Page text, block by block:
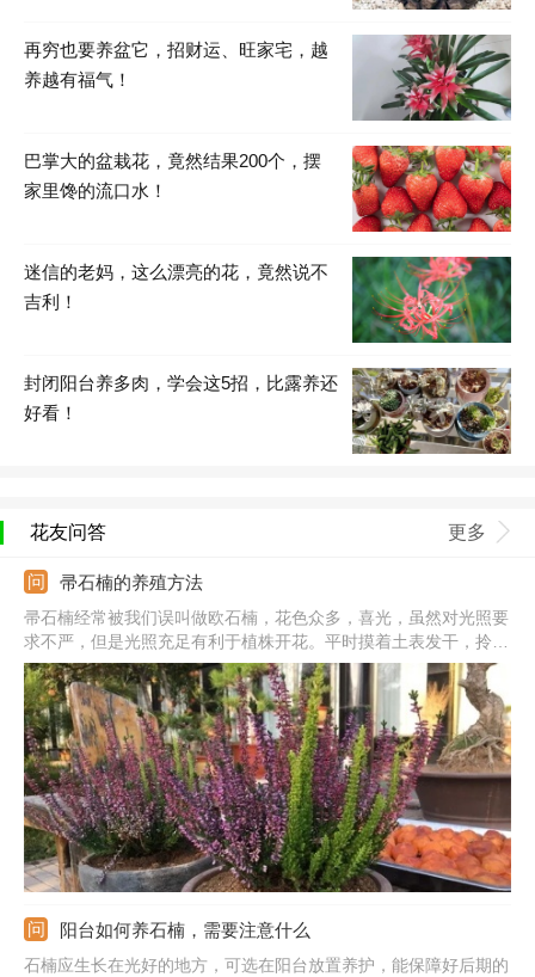
再穷也要养盆它，招财运、旺家宅，越
养越有福气！
巴掌大的盆栽花，竟然结果200个，摆
家里馋的流口水！
迷信的老妈，这么漂亮的花，竟然说不
吉利！
封闭阳台养多肉，学会这5招，比露养还
好看！
花友问答 更多
帚石楠的养殖方法
帚石楠经常被我们误叫做欧石楠，花色众多，喜光，虽然对光照要
求不严，但是光照充足有利于植株开花。平时摸着土表发干，拎着
盆土变轻浇透水，在植株生长期可以薄肥勤施。冬季不怕冻，夏季
温度超过35℃，需要遮阳喷水降降温，高温高湿的季节勤通风，喷
洒多菌灵和护花神防病虫。
阳台如何养石楠，需要注意什么
石楠应生长在光好的地方，可选在阳台放置养护，能保障好后期的